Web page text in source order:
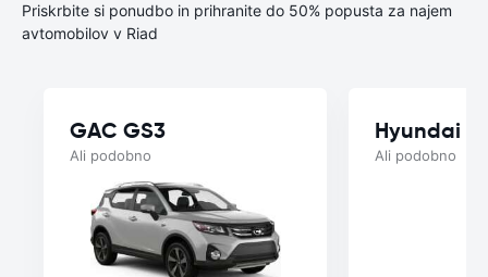
Priskrbite si ponudbo in prihranite do 50% popusta za najem
avtomobilov v Riad
GAC GS3
Ali podobno
Hyundai
Ali podobno